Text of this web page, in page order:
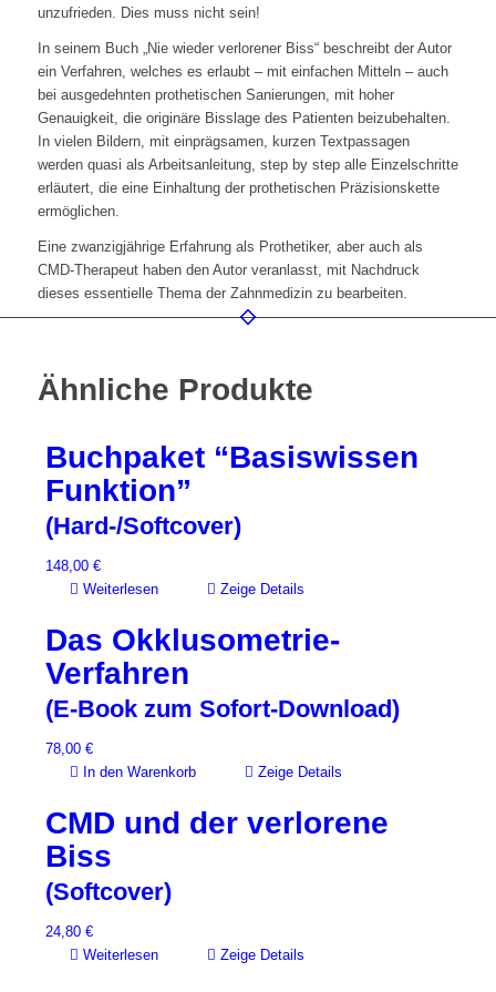
unzufrieden. Dies muss nicht sein!
In seinem Buch „Nie wieder verlorener Biss“ beschreibt der Autor
ein Verfahren, welches es erlaubt – mit einfachen Mitteln – auch
bei ausgedehnten prothetischen Sanierungen, mit hoher
Genauigkeit, die originäre Bisslage des Patienten beizubehalten.
In vielen Bildern, mit einprägsamen, kurzen Textpassagen
werden quasi als Arbeitsanleitung, step by step alle Einzelschritte
erläutert, die eine Einhaltung der prothetischen Präzisionskette
ermöglichen.
Eine zwanzigjährige Erfahrung als Prothetiker, aber auch als
CMD-Therapeut haben den Autor veranlasst, mit Nachdruck
dieses essentielle Thema der Zahnmedizin zu bearbeiten.
Ähnliche Produkte
Buchpaket “Basiswissen
Funktion”
(Hard-/Softcover)
148,00 €
Weiterlesen
Zeige Details
Das Okklusometrie-
Verfahren
(E-Book zum Sofort-Download)
78,00 €
In den Warenkorb
Zeige Details
CMD und der verlorene
Biss
(Softcover)
24,80 €
Weiterlesen
Zeige Details